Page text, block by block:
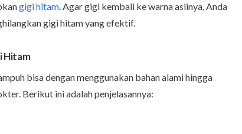
gigi hitam. Agar gigi kembali ke warna aslinya, Anda
gigi hitam yang efektif.
Hitam
bisa dengan menggunakan bahan alami hingga
Berikut ini adalah penjelasannya: